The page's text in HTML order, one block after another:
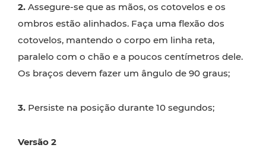
2. Assegure-se que as mãos, os cotovelos e os
ombros estão alinhados. Faça uma flexão dos
cotovelos, mantendo o corpo em linha reta,
paralelo com o chão e a poucos centímetros dele.
Os braços devem fazer um ângulo de 90 graus;
3. Persiste na posição durante 10 segundos;
Versão 2